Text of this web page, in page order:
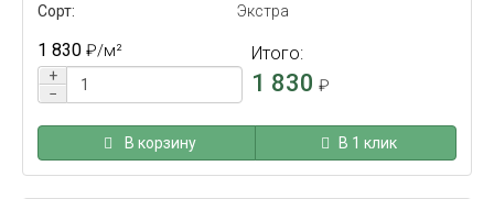
Сорт: Экстра
1 830 ₽/м²
+
−
Итого:
1 830 ₽
В корзину В 1 клик